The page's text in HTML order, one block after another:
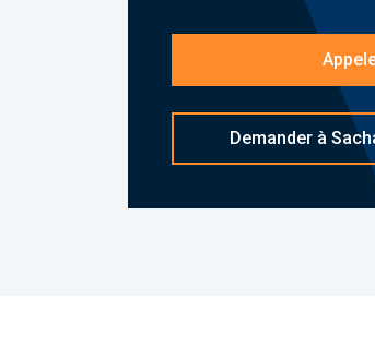
Les diagnostics sont en
Le coin du LMNP -
d'informations sur
Copropriété. Pas de
Demander à